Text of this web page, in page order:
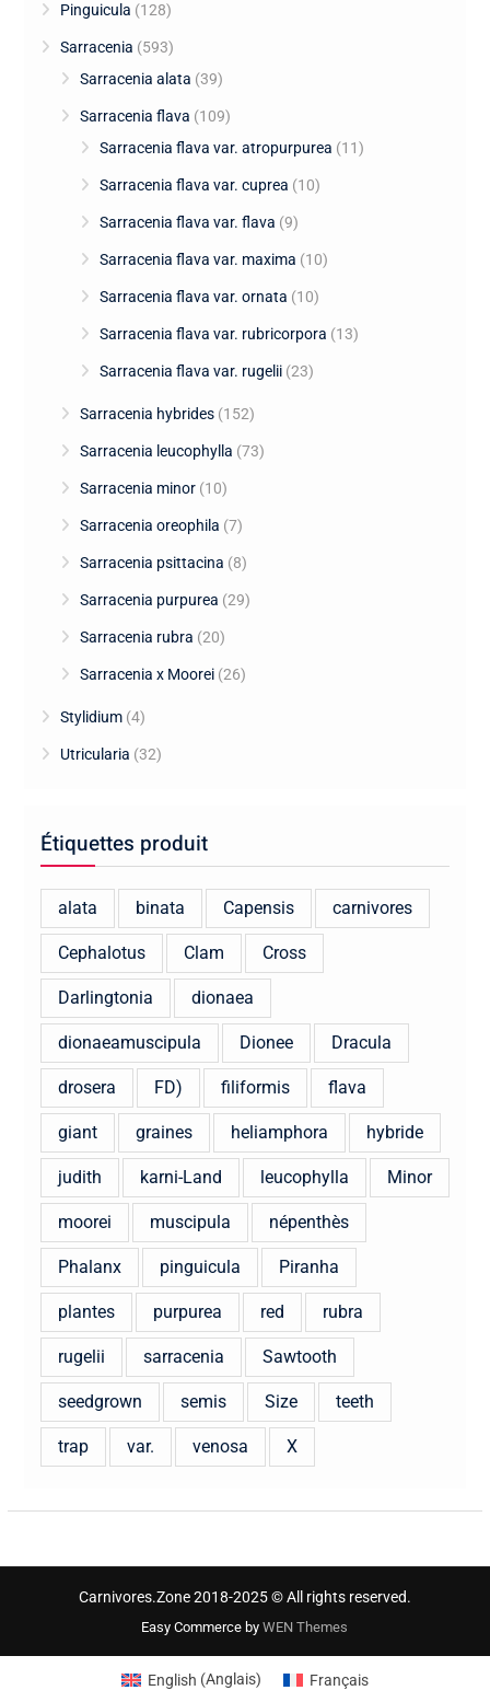
Pinguicula (128)
Sarracenia (593)
Sarracenia alata (39)
Sarracenia flava (109)
Sarracenia flava var. atropurpurea (11)
Sarracenia flava var. cuprea (10)
Sarracenia flava var. flava (9)
Sarracenia flava var. maxima (10)
Sarracenia flava var. ornata (10)
Sarracenia flava var. rubricorpora (13)
Sarracenia flava var. rugelii (23)
Sarracenia hybrides (152)
Sarracenia leucophylla (73)
Sarracenia minor (10)
Sarracenia oreophila (7)
Sarracenia psittacina (8)
Sarracenia purpurea (29)
Sarracenia rubra (20)
Sarracenia x Moorei (26)
Stylidium (4)
Utricularia (32)
Étiquettes produit
alata binata Capensis carnivores
Cephalotus Clam Cross
Darlingtonia dionaea
dionaeamuscipula Dionee Dracula
drosera FD) filiformis flava
giant graines heliamphora hybride
judith karni-Land leucophylla Minor
moorei muscipula népenthès
Phalanx pinguicula Piranha
plantes purpurea red rubra
rugelii sarracenia Sawtooth
seedgrown semis Size teeth
trap var. venosa X
Carnivores.Zone 2018-2025 © All rights reserved.
Easy Commerce byWEN Themes
English (Anglais) Français